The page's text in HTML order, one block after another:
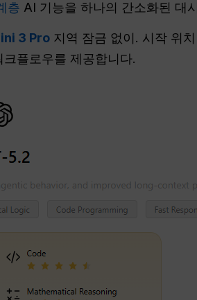
층 AI 기능을 하나의 간소화된 대
3 Pro 지역 잠금 없이. 시작 위치
플로우를 제공합니다.